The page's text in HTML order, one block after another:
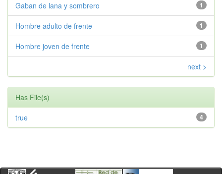
1
Gaban de lana y sombrero
1
Hombre adulto de frente
1
Hombre joven de frente
next >
Has File(s)
4
true